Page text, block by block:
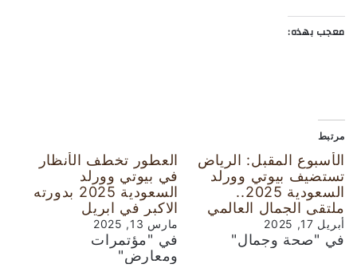
معجب بهذه:
مرتبط
الأسبوع المقبل: الرياض
تستضيف بيوتي وورلد
السعودية 2025..
ملتقى الجمال العالمي
أبريل 17, 2025
في "صحة وجمال"
العطور تخطف الأنظار
في بيوتي وورلد
السعودية 2025 بدورته
الاكبر في ابريل
مارس 13, 2025
في "مؤتمرات
ومعارض"